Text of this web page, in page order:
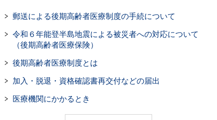
郵送による後期高齢者医療制度の手続について
令和６年能登半島地震による被災者への対応について
（後期高齢者医療保険）
後期高齢者医療制度とは
加入・脱退・資格確認書再交付などの届出
医療機関にかかるとき